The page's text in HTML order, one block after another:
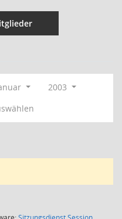
2003
(Wird in